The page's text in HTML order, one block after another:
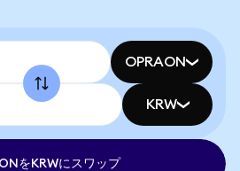
OPRAON
KRW
をKRWにスワップ